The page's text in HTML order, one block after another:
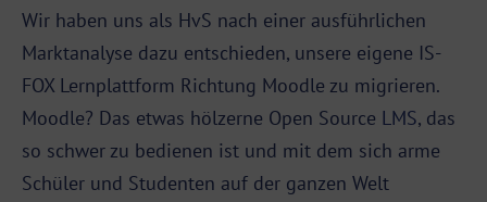
Wir haben uns als HvS nach einer ausführlichen
Marktanalyse dazu entschieden, unsere eigene IS-
FOX Lernplattform Richtung Moodle zu migrieren.
Moodle? Das etwas hölzerne Open Source LMS, das
so schwer zu bedienen ist und mit dem sich arme
Schüler und Studenten auf der ganzen Welt